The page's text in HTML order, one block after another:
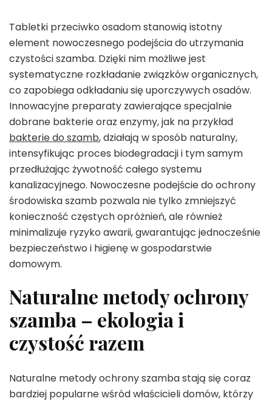
Tabletki przeciwko osadom stanowią istotny
element nowoczesnego podejścia do utrzymania
czystości szamba. Dzięki nim możliwe jest
systematyczne rozkładanie związków organicznych,
co zapobiega odkładaniu się uporczywych osadów.
Innowacyjne preparaty zawierające specjalnie
dobrane bakterie oraz enzymy, jak na przykład
bakterie do szamb, działają w sposób naturalny,
intensyfikując proces biodegradacji i tym samym
przedłużając żywotność całego systemu
kanalizacyjnego. Nowoczesne podejście do ochrony
środowiska szamb pozwala nie tylko zmniejszyć
konieczność częstych opróżnień, ale również
minimalizuje ryzyko awarii, gwarantując jednocześnie
bezpieczeństwo i higienę w gospodarstwie
domowym.
Naturalne metody ochrony
szamba – ekologia i
czystość razem
Naturalne metody ochrony szamba stają się coraz
bardziej popularne wśród właścicieli domów, którzy